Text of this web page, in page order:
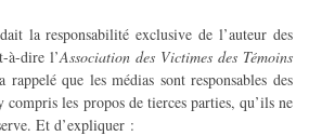
la responsabilité exclusive de l’auteur des
à-dire l’Association des Victimes des Témoins
que les médias sont responsables des
compris les propos de tierces parties, qu’ils ne
Et d’expliquer :